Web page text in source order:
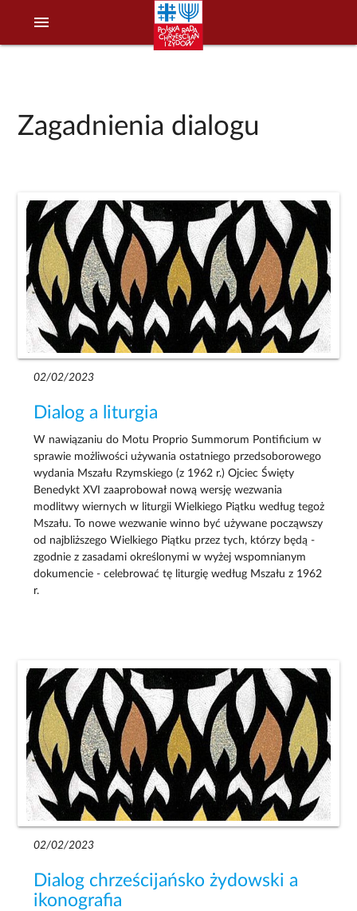
menu
Zagadnienia dialogu
02/02/2023
Dialog a liturgia
W nawiązaniu do Motu Proprio Summorum Pontificium w
sprawie możliwości używania ostatniego przedsoborowego
wydania Mszału Rzymskiego (z 1962 r.) Ojciec Święty
Benedykt XVI zaaprobował nową wersję wezwania
modlitwy wiernych w liturgii Wielkiego Piątku według tegoż
Mszału. To nowe wezwanie winno być używane począwszy
od najbliższego Wielkiego Piątku przez tych, którzy będą -
zgodnie z zasadami określonymi w wyżej wspomnianym
dokumencie - celebrować tę liturgię według Mszału z 1962
r.
02/02/2023
Dialog chrześcijańsko żydowski a
ikonografia